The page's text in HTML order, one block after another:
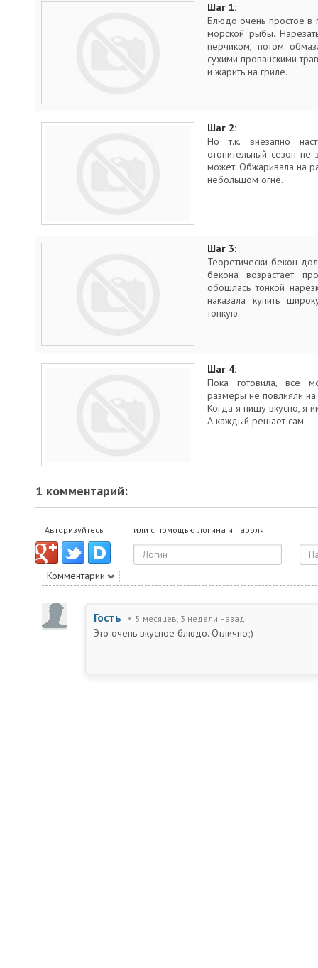
Шаг 1:
Блюдо очень простое в
морской рыбы.
перчиком, потом
сухими прованскими
и жарить на гриле.
Шаг 2:
Но т.к. внезапно
отопительный сезон
может. Обжаривала на
небольшом огне.
Шаг 3:
Теоретически бекон
бекона возрастает
обошлась тонкой
наказала купить
тонкую.
Шаг 4:
Пока готовила, все
размеры не повлияли на
Когда я пишу вкусно, я
А каждый решает сам.
1 комментарий:
Авторизуйтесь или с помощью логина и пароля
Комментарии
Гость 5 месяцев, 3 недели назад
Это очень вкусное блюдо. Отлично;)